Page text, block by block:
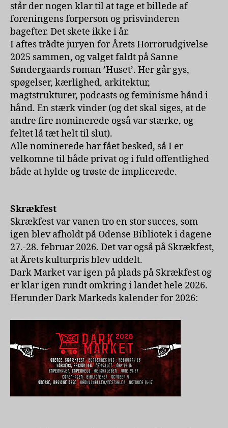
står der nogen klar til at tage et billede af
foreningens forperson og prisvinderen
bagefter. Det skete ikke i år.
I aftes trådte juryen for Årets Horrorudgivelse
2025 sammen, og valget faldt på Sanne
Søndergaards roman ’Huset’. Her går gys,
spøgelser, kærlighed, arkitektur,
magtstrukturer, podcasts og feminisme hånd i
hånd. En stærk vinder (og det skal siges, at de
andre fire nominerede også var stærke, og
feltet lå tæt helt til slut).
Alle nominerede har fået besked, så I er
velkomne til både privat og i fuld offentlighed
både at hylde og trøste de implicerede.
Skrækfest
Skrækfest var vanen tro en stor succes, som
igen blev afholdt på Odense Bibliotek i dagene
27.-28. februar 2026. Det var også på Skrækfest,
at Årets kulturpris blev uddelt.
Dark Market var igen på plads på Skrækfest og
er klar igen rundt omkring i landet hele 2026.
Herunder Dark Markeds kalender for 2026: